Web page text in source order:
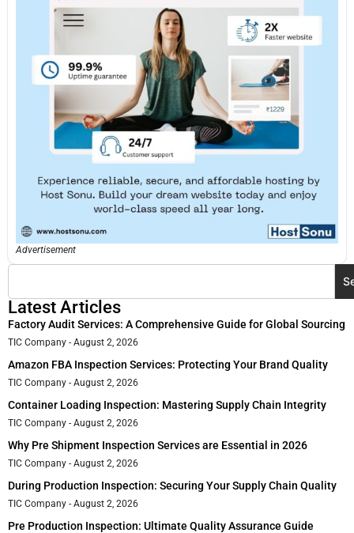
Advertisement
Latest Articles
Factory Audit Services: A Comprehensive Guide for Global Sourcing
TIC Company August 2, 2026
Amazon FBA Inspection Services: Protecting Your Brand Quality
TIC Company August 2, 2026
Container Loading Inspection: Mastering Supply Chain Integrity
TIC Company August 2, 2026
Why Pre Shipment Inspection Services are Essential in 2026
TIC Company August 2, 2026
During Production Inspection: Securing Your Supply Chain Quality
TIC Company August 2, 2026
Pre Production Inspection: Ultimate Quality Assurance Guide